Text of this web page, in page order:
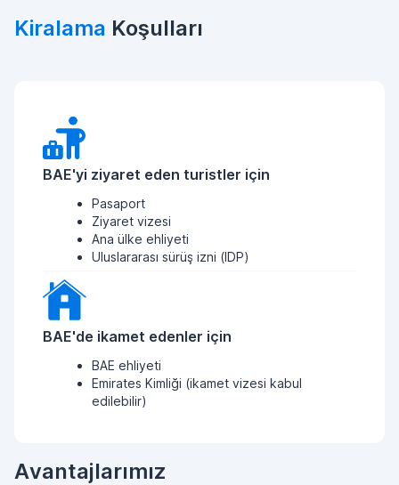
Kiralama Koşulları
BAE'yi ziyaret eden turistler için
Pasaport
Ziyaret vizesi
Ana ülke ehliyeti
Uluslararası sürüş izni (IDP)
BAE'de ikamet edenler için
BAE ehliyeti
Emirates Kimliği (ikamet vizesi kabul
edilebilir)
Avantajlarımız